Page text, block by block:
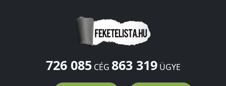
726 085CÉG 863 319ÜGYE